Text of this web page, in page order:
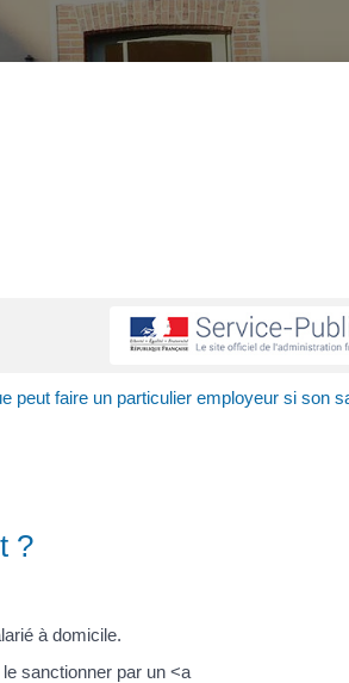
peut faire un particulier employeur si son
?
à domicile.
sanctionner par un <a